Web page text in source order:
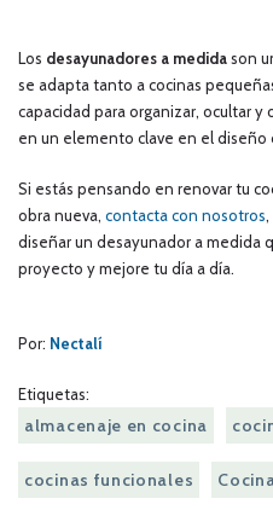
Los desayunadores a medidason
se adapta tanto a cocinas
capacidad para organizar, ocultar
en un elemento clave en el diseño
Si estás pensando en renovar tu
obra nueva, contacta con nosotros
diseñar un desayunador a medida
proyecto y mejore tu día a día.
Por: Nectalí
Etiquetas:
almacenaje en cocina
cocinas funcionales